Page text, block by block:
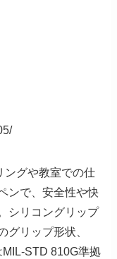
ングや教室での仕
ンで、安全性や快
シリコングリップ
グリップ形状、
STD 810G準拠